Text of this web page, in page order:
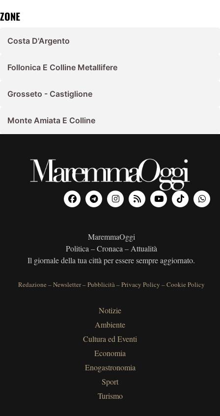
ZONE
Costa D'Argento
Follonica E Colline Metallifere
Grosseto - Castiglione
Monte Amiata E Colline
MaremmaOggi
Politica – Cronaca – Attualità
Il giornale della tua città per essere sempre aggiornato.
Redazione –Newsletter–Pubblicità –Privacy Policy –Cookie Policy
Notizie
Ambiente
Cultura ed Eventi
Economia
Enogastronomia
Sport
Turismo